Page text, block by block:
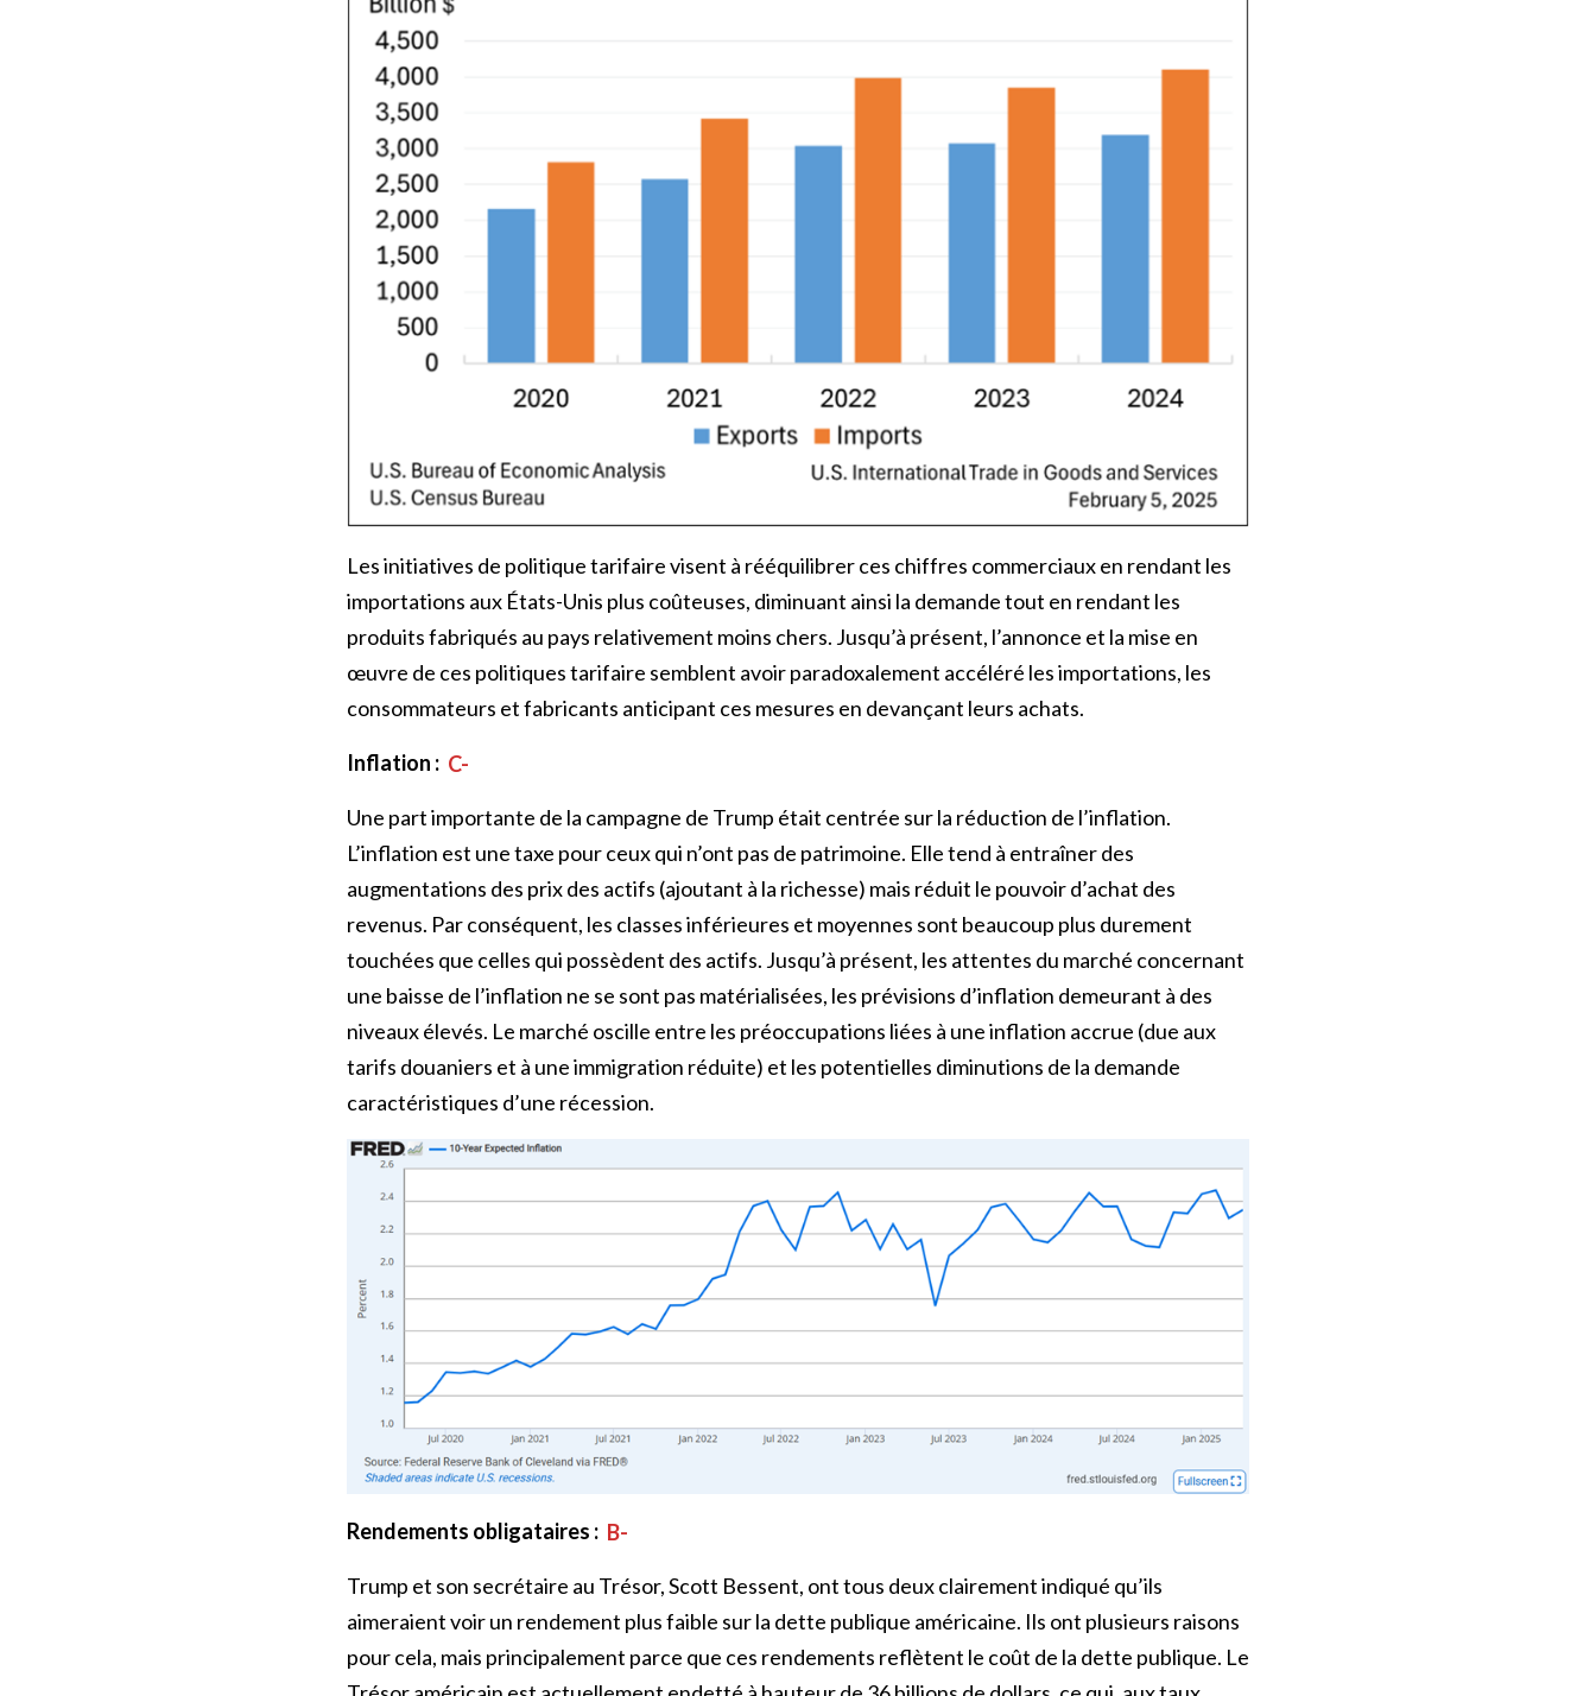
Les initiatives de politique tarifaire visent à rééquilibrer ces chiffres commerciaux en rendant les
importations aux États-Unis plus coûteuses, diminuant ainsi la demande tout en rendant les
produits fabriqués au pays relativement moins chers. Jusqu’à présent, l’annonce et la mise en
œuvre de ces politiques tarifaire semblent avoir paradoxalement accéléré les importations, les
consommateurs et fabricants anticipant ces mesures en devançant leurs achats.
Inflation : C-
Une part importante de la campagne de Trump était centrée sur la réduction de l’inflation.
L’inflation est une taxe pour ceux qui n’ont pas de patrimoine. Elle tend à entraîner des
augmentations des prix des actifs (ajoutant à la richesse) mais réduit le pouvoir d’achat des
revenus. Par conséquent, les classes inférieures et moyennes sont beaucoup plus durement
touchées que celles qui possèdent des actifs. Jusqu’à présent, les attentes du marché concernant
une baisse de l’inflation ne se sont pas matérialisées, les prévisions d’inflation demeurant à des
niveaux élevés. Le marché oscille entre les préoccupations liées à une inflation accrue (due aux
tarifs douaniers et à une immigration réduite) et les potentielles diminutions de la demande
caractéristiques d’une récession.
Rendements obligataires : B-
Trump et son secrétaire au Trésor, Scott Bessent, ont tous deux clairement indiqué qu’ils
aimeraient voir un rendement plus faible sur la dette publique américaine. Ils ont plusieurs raisons
pour cela, mais principalement parce que ces rendements reflètent le coût de la dette publique. Le